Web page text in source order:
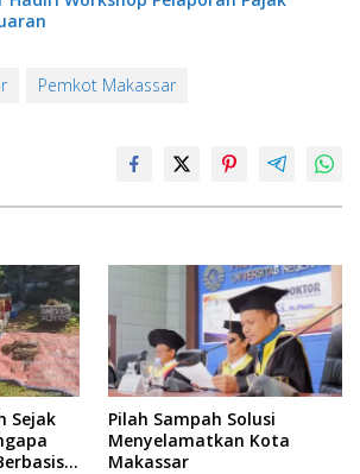
Pemkot Makassar
Sejak
Pilah Sampah Solusi
Menyelamatkan Kota
Makassar